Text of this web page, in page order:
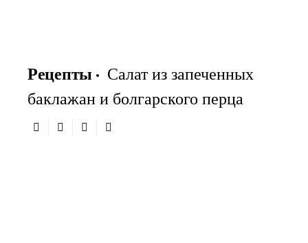
Рецепты
Салат из запеченных
баклажан и болгарского перца